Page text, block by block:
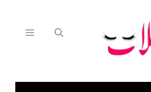
القائمة